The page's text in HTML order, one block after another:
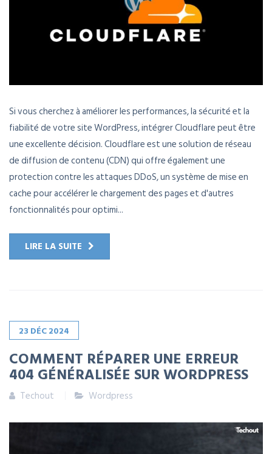
Si vous cherchez à améliorer les performances, la sécurité et la
fiabilité de votre site WordPress, intégrer Cloudflare peut être
une excellente décision. Cloudflare est une solution de réseau
de diffusion de contenu (CDN) qui offre également une
protection contre les attaques DDoS, un système de mise en
cache pour accélérer le chargement des pages et d'autres
fonctionnalités pour optimi...
LIRE LA SUITE
23 DÉC2024
COMMENT RÉPARER UNE ERREUR
404 GÉNÉRALISÉE SUR WORDPRESS
Techout Wordpress